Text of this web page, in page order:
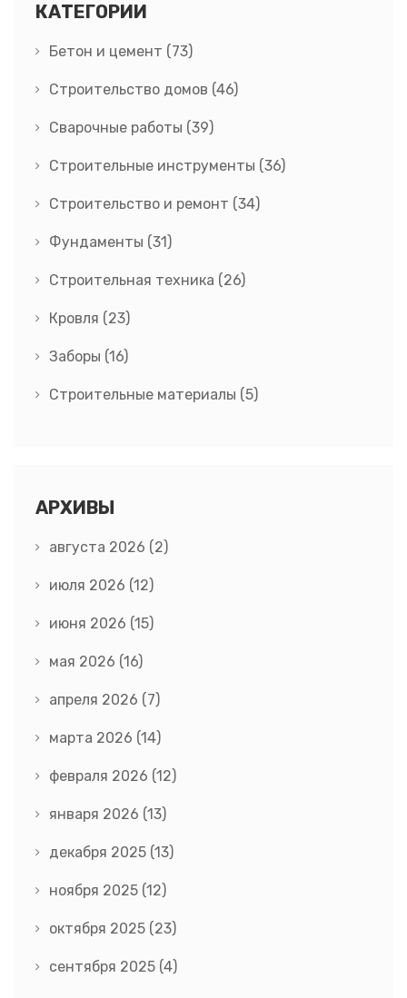
КАТЕГОРИИ
Бетон и цемент (73)
Строительство домов (46)
Сварочные работы (39)
Строительные инструменты (36)
Строительство и ремонт (34)
Фундаменты (31)
Строительная техника (26)
Кровля (23)
Заборы (16)
Строительные материалы (5)
АРХИВЫ
августа 2026 (2)
июля 2026 (12)
июня 2026 (15)
мая 2026 (16)
апреля 2026 (7)
марта 2026 (14)
февраля 2026 (12)
января 2026 (13)
декабря 2025 (13)
ноября 2025 (12)
октября 2025 (23)
сентября 2025 (4)